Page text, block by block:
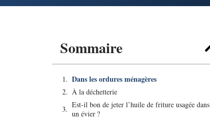
Sommaire
Dans les ordures ménagères
À la déchetterie
Est-il bon de jeter l’huile de friture usagée dans
un évier ?